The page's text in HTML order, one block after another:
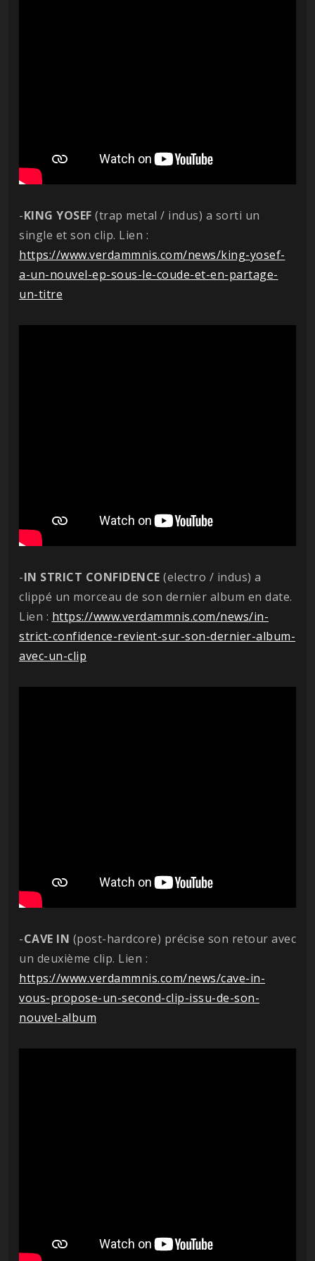
-KING YOSEF (trap metal / indus) a sorti un
single et son clip. Lien :
https://www.verdammnis.com/news/king-yosef-
a-un-nouvel-ep-sous-le-coude-et-en-partage-
un-titre
-IN STRICT CONFIDENCE (electro / indus) a
clippé un morceau de son dernier album en date.
Lien : https://www.verdammnis.com/news/in-
strict-confidence-revient-sur-son-dernier-album-
avec-un-clip
-CAVE IN (post-hardcore) précise son retour avec
un deuxième clip. Lien :
https://www.verdammnis.com/news/cave-in-
vous-propose-un-second-clip-issu-de-son-
nouvel-album